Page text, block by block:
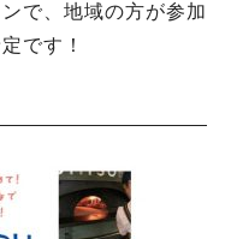
で、地域の方が参加
です！